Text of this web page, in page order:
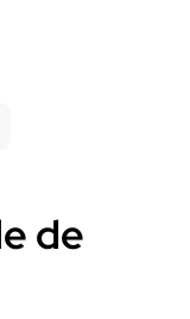
de